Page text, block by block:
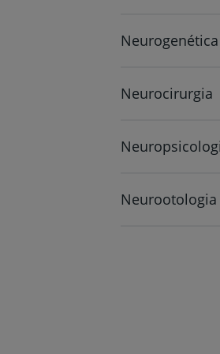
Neurogenética
Neurocirurgia
Neurootologia